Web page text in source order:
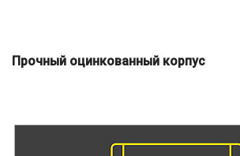
Прочный оцинкованный корпус